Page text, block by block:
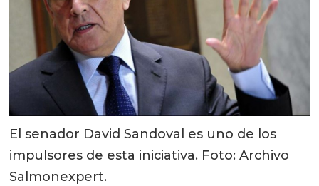
El senador David Sandoval es uno de los
impulsores de esta iniciativa. Foto: Archivo
Salmonexpert.